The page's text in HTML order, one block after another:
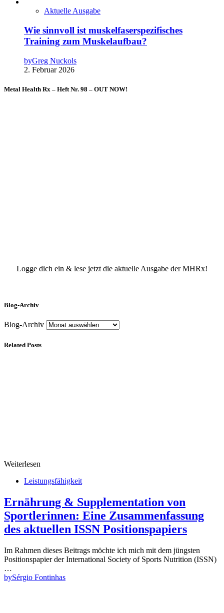
Aktuelle Ausgabe
Wie sinnvoll ist muskelfaserspezifisches
Training zum Muskelaufbau?
byGreg Nuckols
2. Februar 2026
Metal Health Rx – Heft Nr. 98 – OUT NOW!
Logge dich ein & lese jetzt die aktuelle Ausgabe der MHRx!
Blog-Archiv
Blog-Archiv
Related Posts
Weiterlesen
Leistungsfähigkeit
Ernährung & Supplementation von
Sportlerinnen: Eine Zusammenfassung
des aktuellen ISSN Positionspapiers
Im Rahmen dieses Beitrags möchte ich mich mit dem jüngsten
Positionspapier der International Society of Sports Nutrition (ISSN)
…
bySérgio Fontinhas